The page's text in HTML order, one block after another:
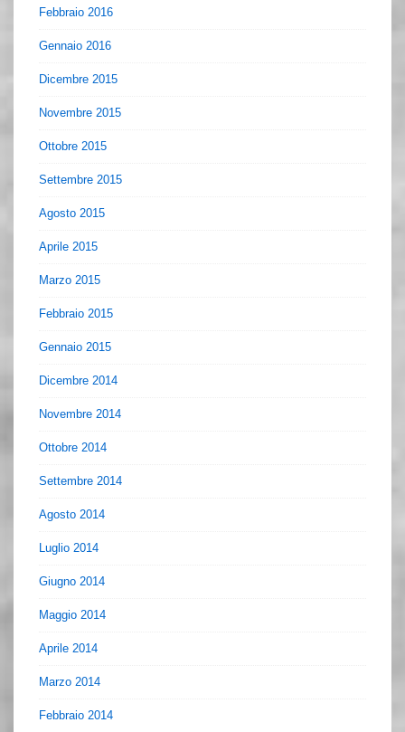
Febbraio 2016
Gennaio 2016
Dicembre 2015
Novembre 2015
Ottobre 2015
Settembre 2015
Agosto 2015
Aprile 2015
Marzo 2015
Febbraio 2015
Gennaio 2015
Dicembre 2014
Novembre 2014
Ottobre 2014
Settembre 2014
Agosto 2014
Luglio 2014
Giugno 2014
Maggio 2014
Aprile 2014
Marzo 2014
Febbraio 2014